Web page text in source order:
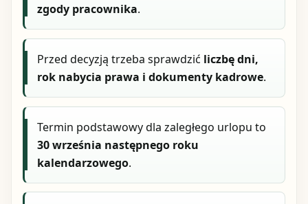
zgody pracownika.
Przed decyzją trzeba sprawdzić liczbę dni,
rok nabycia prawa i dokumenty kadrowe.
Termin podstawowy dla zaległego urlopu to
30 września następnego roku
kalendarzowego.